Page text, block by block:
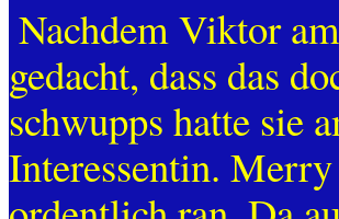
Nachdem Viktor
gedacht, dass das
schwupps hatte sie
Interessentin.